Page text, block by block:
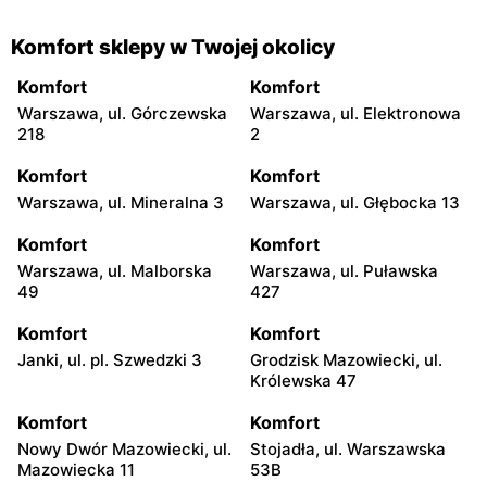
Komfort sklepy w Twojej okolicy
Komfort
Warszawa, ul. Górczewska
218
Komfort
Warszawa, ul. Elektronowa
2
Komfort
Warszawa, ul. Mineralna 3
Komfort
Warszawa, ul. Głębocka 13
Komfort
Warszawa, ul. Malborska
49
Komfort
Warszawa, ul. Puławska
427
Komfort
Janki, ul. pl. Szwedzki 3
Komfort
Grodzisk Mazowiecki, ul.
Królewska 47
Komfort
Nowy Dwór Mazowiecki, ul.
Mazowiecka 11
Komfort
Stojadła, ul. Warszawska
53B